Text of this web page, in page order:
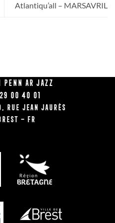
Atlantiqu’all – MARSAVRIL
Ar Jazz
00 40 01
rue Jean Jaurès
– FR